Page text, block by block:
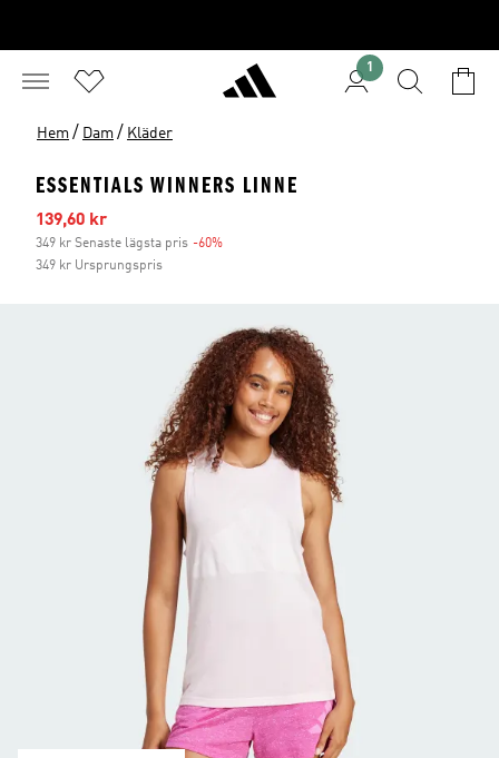
1
Hem / Dam / Kläder
ESSENTIALS WINNERS LINNE
Reapris
139,60 kr
349 kr Senaste lägsta pris -60%
349 kr Ursprungspris